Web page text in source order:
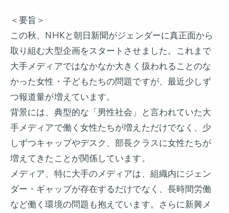
＜要旨＞
この秋、NHKと朝日新聞がジェンダーに真正面から
取り組む大型企画をスタートさせました。これまで
大手メディアではなかなか大きく扱われることのな
かった女性・子どもたちの問題ですが、最近少しず
つ報道量が増えています。
背景には、典型的な「男性社会」と言われていた大
手メディアで働く女性たちが増えただけでなく、少
しずつキャップやデスク、部長クラスに女性たちが
増えてきたことが関係しています。
メディア、特に大手のメディアは、組織内にジェン
ダー・ギャップが存在するだけでなく、長時間労働
など働く環境の問題も抱えています。さらに新興メ